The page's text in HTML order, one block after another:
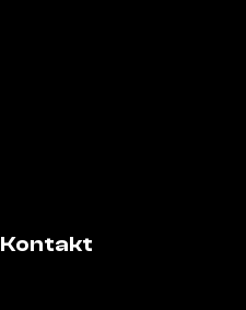
Kontakt